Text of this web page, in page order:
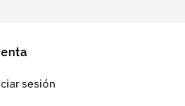
sesión